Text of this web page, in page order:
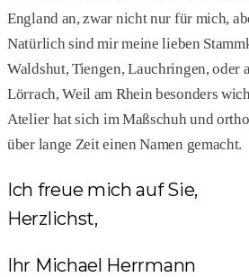
England an, zwar nicht nur für mich,
Natürlich sind mir meine lieben
Waldshut, Tiengen, Lauchringen, oder
Lörrach, Weil am Rhein besonders
Atelier hat sich im Maßschuh und
über lange Zeit einen Namen gemacht.
Ich freue mich auf Sie,
Herzlichst,
Ihr Michael Herrmann